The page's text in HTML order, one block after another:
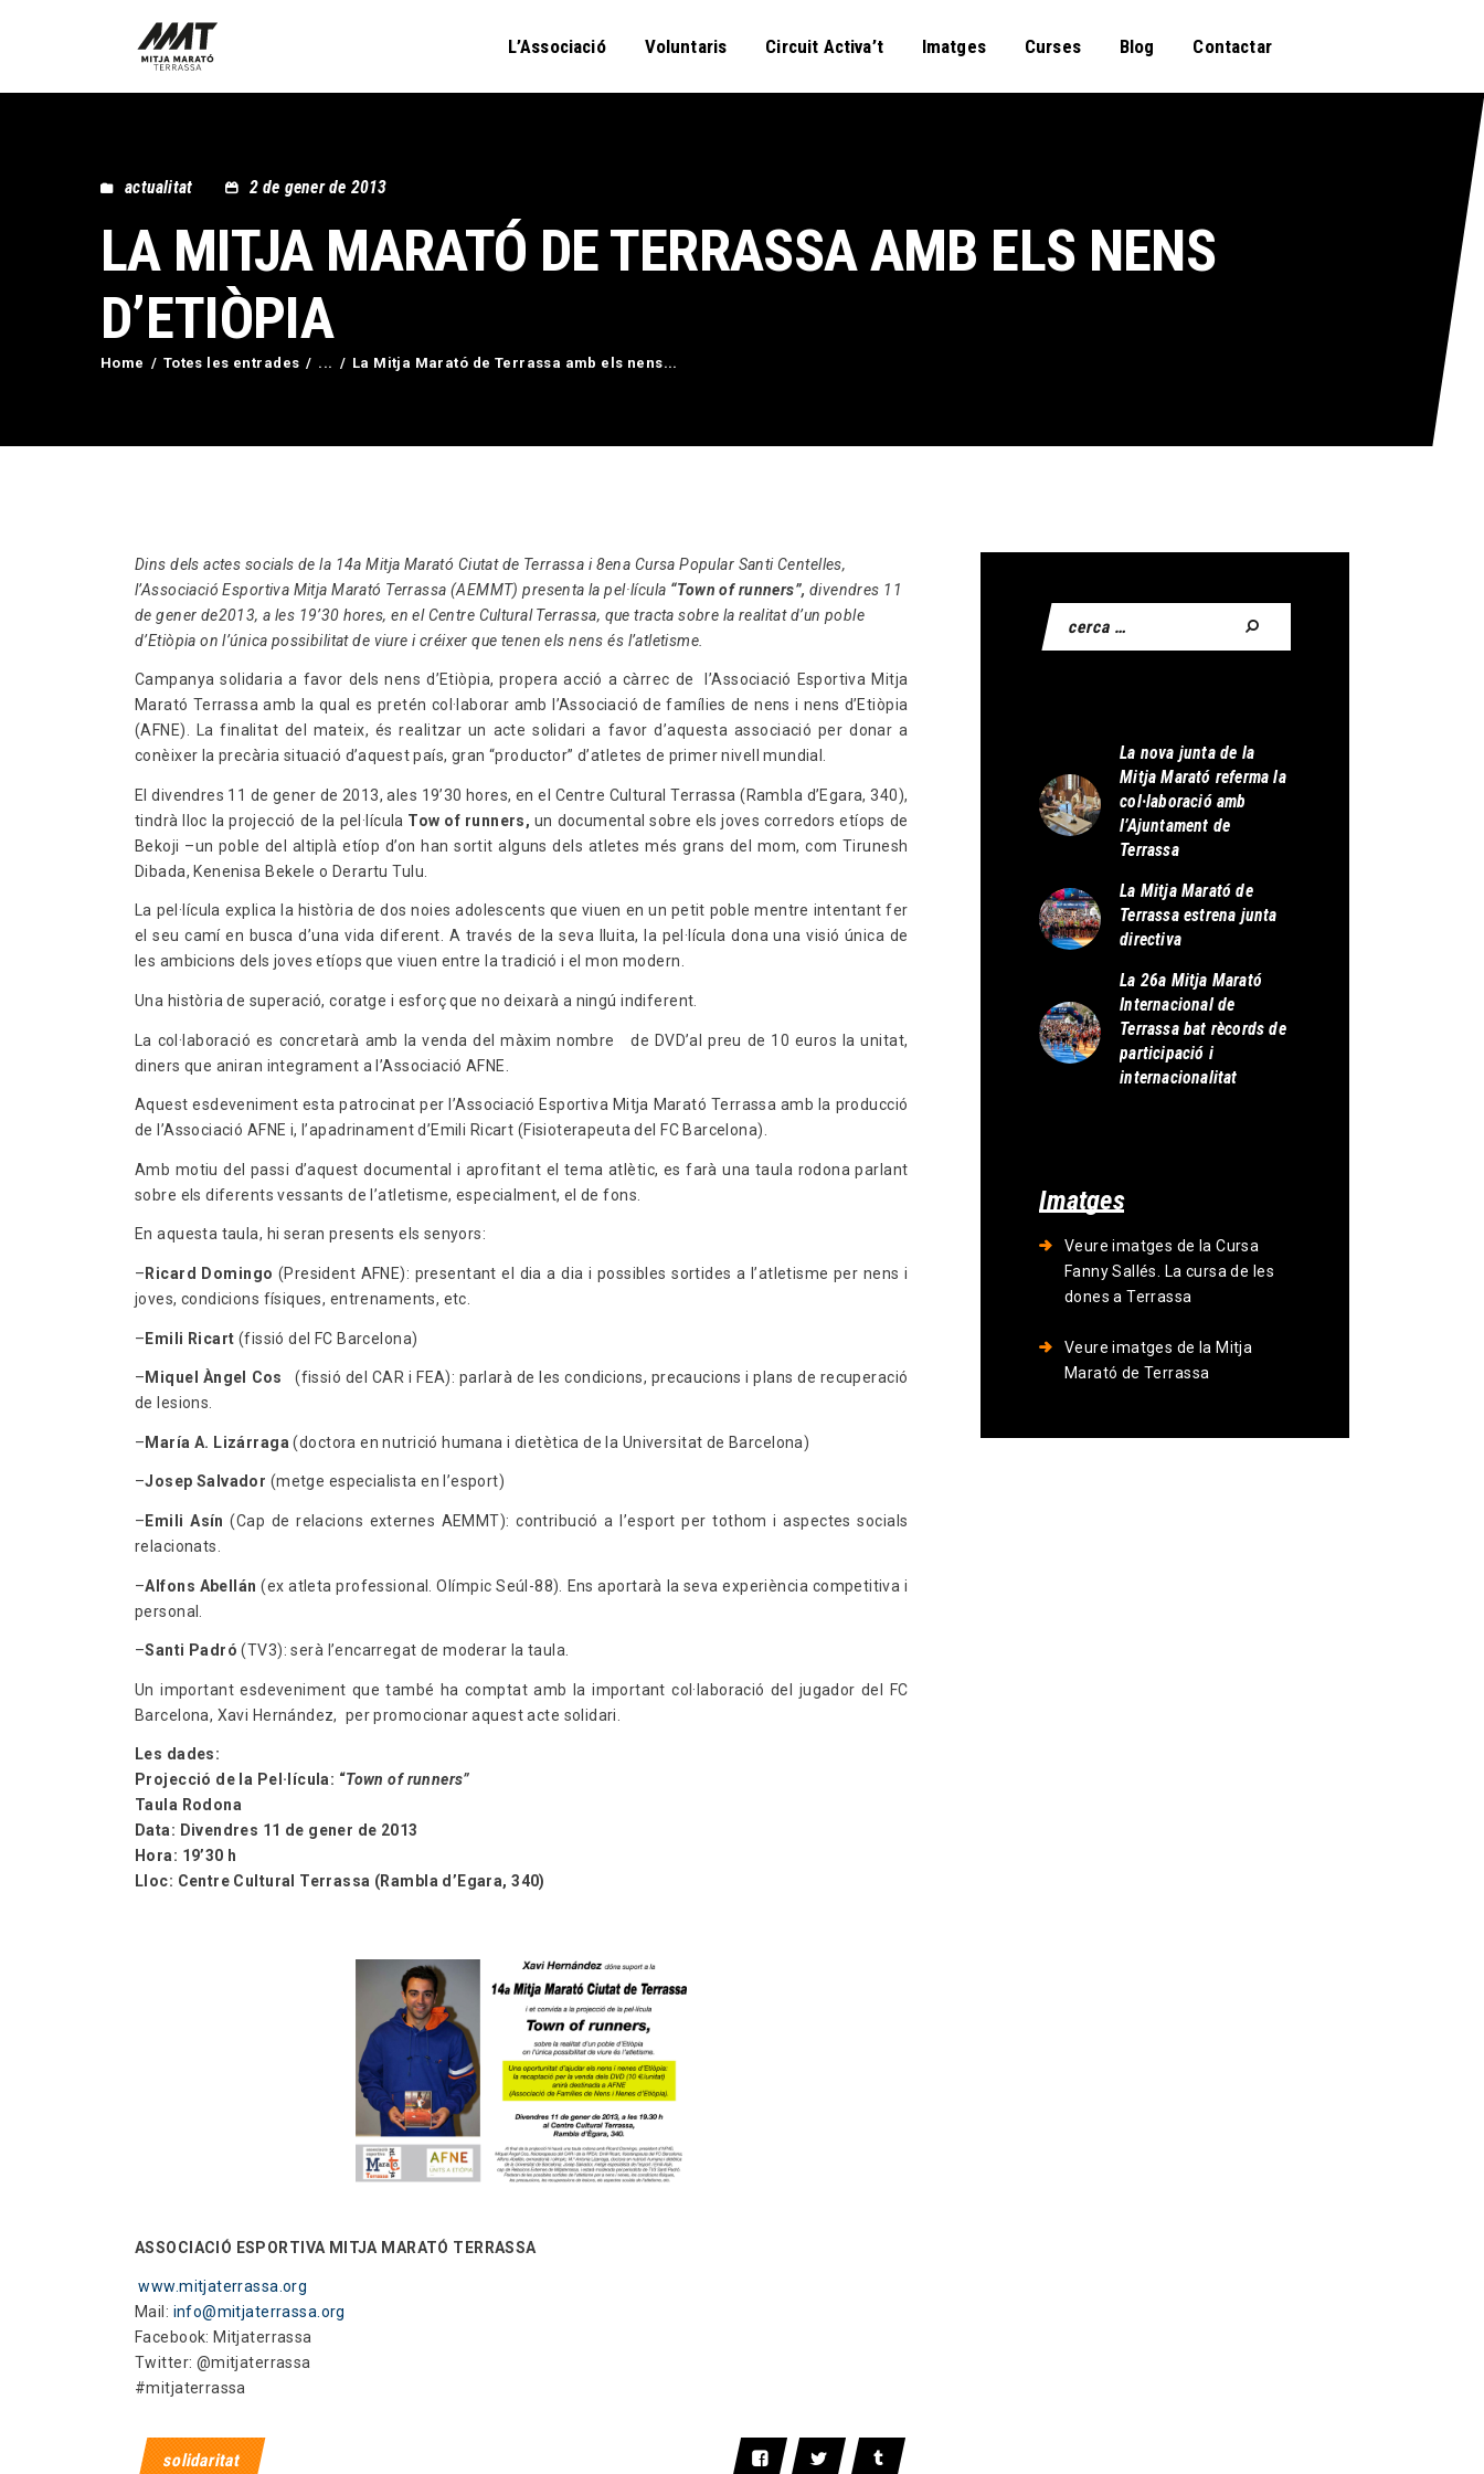
L’Associació Voluntaris Circuit Activa’t Imatges Curses Blog Contactar
actualitat 2 de gener de 2013
LA MITJA MARATÓ DE TERRASSA AMB ELS NENS
D’ETIÒPIA
Home Totes les entrades ... La Mitja Marató de Terrassa amb els nens...
L’Associació
Curses
Dins dels actes socials de la 14a Mitja Marató Ciutat de Terrassa i 8ena Cursa Popular Santi Centelles,
l’Associació Esportiva Mitja Marató Terrassa (AEMMT) presenta la pel·lícula “Town of runners”, divendres 11
de gener de2013, a les 19’30 hores, en el Centre Cultural Terrassa, que tracta sobre la realitat d’un poble
d’Etiòpia on l’única possibilitat de viure i créixer que tenen els nens és l’atletisme.
Campanya solidaria a favor dels nens d’Etiòpia, propera acció a càrrec de l’Associació Esportiva Mitja
Marató Terrassa amb la qual es pretén col·laborar amb l’Associació de famílies de nens i nens d’Etiòpia
(AFNE). La finalitat del mateix, és realitzar un acte solidari a favor d’aquesta associació per donar a
conèixer la precària situació d’aquest país, gran “productor” d’atletes de primer nivell mundial.
El divendres 11 de gener de 2013, ales 19’30 hores, en el Centre Cultural Terrassa (Rambla d’Egara, 340),
tindrà lloc la projecció de la pel·lícula Tow of runners, un documental sobre els joves corredors etíops de
Bekoji –un poble del altiplà etíop d’on han sortit alguns dels atletes més grans del mom, com Tirunesh
Dibada, Kenenisa Bekele o Derartu Tulu.
La pel·lícula explica la història de dos noies adolescents que viuen en un petit poble mentre intentant fer
el seu camí en busca d’una vida diferent. A través de la seva lluita, la pel·lícula dona una visió única de
les ambicions dels joves etíops que viuen entre la tradició i el mon modern.
Una història de superació, coratge i esforç que no deixarà a ningú indiferent.
La col·laboració es concretarà amb la venda del màxim nombre de DVD’al preu de 10 euros la unitat,
diners que aniran integrament a l’Associació AFNE.
Aquest esdeveniment esta patrocinat per l’Associació Esportiva Mitja Marató Terrassa amb la producció
de l’Associació AFNE i, l’apadrinament d’Emili Ricart (Fisioterapeuta del FC Barcelona).
Amb motiu del passi d’aquest documental i aprofitant el tema atlètic, es farà una taula rodona parlant
sobre els diferents vessants de l’atletisme, especialment, el de fons.
En aquesta taula, hi seran presents els senyors:
– Ricard Domingo (President AFNE): presentant el dia a dia i possibles sortides a l’atletisme per nens i
joves, condicions físiques, entrenaments, etc.
– Emili Ricart (fissió del FC Barcelona)
– Miquel Àngel Cos
(fissió del CAR i FEA): parlarà de les condicions, precaucions i plans de recuperació
de lesions.
– María A. Lizárraga (doctora en nutrició humana i dietètica de la Universitat de Barcelona)
–Josep Salvador (metge especialista en l’esport)
– Emili Asín (Cap de relacions externes AEMMT): contribució a l’esport per tothom i aspectes socials
relacionats.
–Alfons Abellán (ex atleta professional. Olímpic Seúl-88). Ens aportarà la seva experiència competitiva i
personal.
–Santi Padró (TV3): serà l’encarregat de moderar la taula.
Un important esdeveniment que també ha comptat amb la important col·laboració del jugador del FC
Barcelona, Xavi Hernández, per promocionar aquest acte solidari.
Les dades:
Projecció de la Pel·lícula: “Town of runners”
Taula Rodona
Data: Divendres 11 de gener de 2013
Hora: 19’30 h
Lloc: Centre Cultural Terrassa (Rambla d’Egara, 340)
ASSOCIACIÓ ESPORTIVA MITJA MARATÓ TERRASSA
www.mitjaterrassa.org
Mail: info@mitjaterrassa.org
Facebook: Mitjaterrassa
Twitter: @mitjaterrassa
#mitjaterrassa
solidaritat
La nova junta de la
Mitja Marató referma la
col·laboració amb
l’Ajuntament de
Terrassa
La Mitja Marató de
Terrassa estrena junta
directiva
La 26a Mitja Marató
Internacional de
Terrassa bat rècords de
participació i
internacionalitat
Imatges
Veure imatges de la Cursa
Fanny Sallés. La cursa de les
dones a Terrassa
Veure imatges de la Mitja
Marató de Terrassa